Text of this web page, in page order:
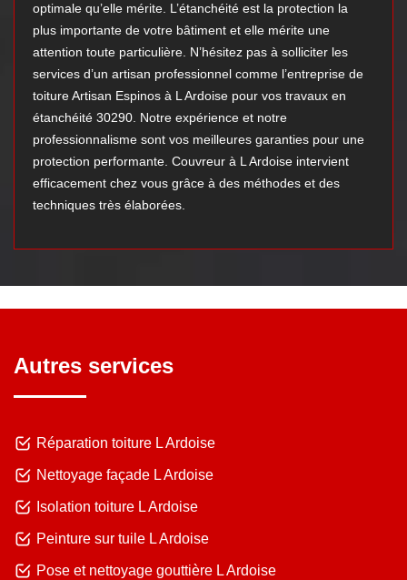
optimale qu’elle mérite. L’étanchéité est la protection la
plus importante de votre bâtiment et elle mérite une
attention toute particulière. N’hésitez pas à solliciter les
services d’un artisan professionnel comme l’entreprise de
toiture Artisan Espinos à L Ardoise pour vos travaux en
étanchéité 30290. Notre expérience et notre
professionnalisme sont vos meilleures garanties pour une
protection performante. Couvreur à L Ardoise intervient
efficacement chez vous grâce à des méthodes et des
techniques très élaborées.
Autres services
Réparation toiture L Ardoise
Nettoyage façade L Ardoise
Isolation toiture L Ardoise
Peinture sur tuile L Ardoise
Pose et nettoyage gouttière L Ardoise